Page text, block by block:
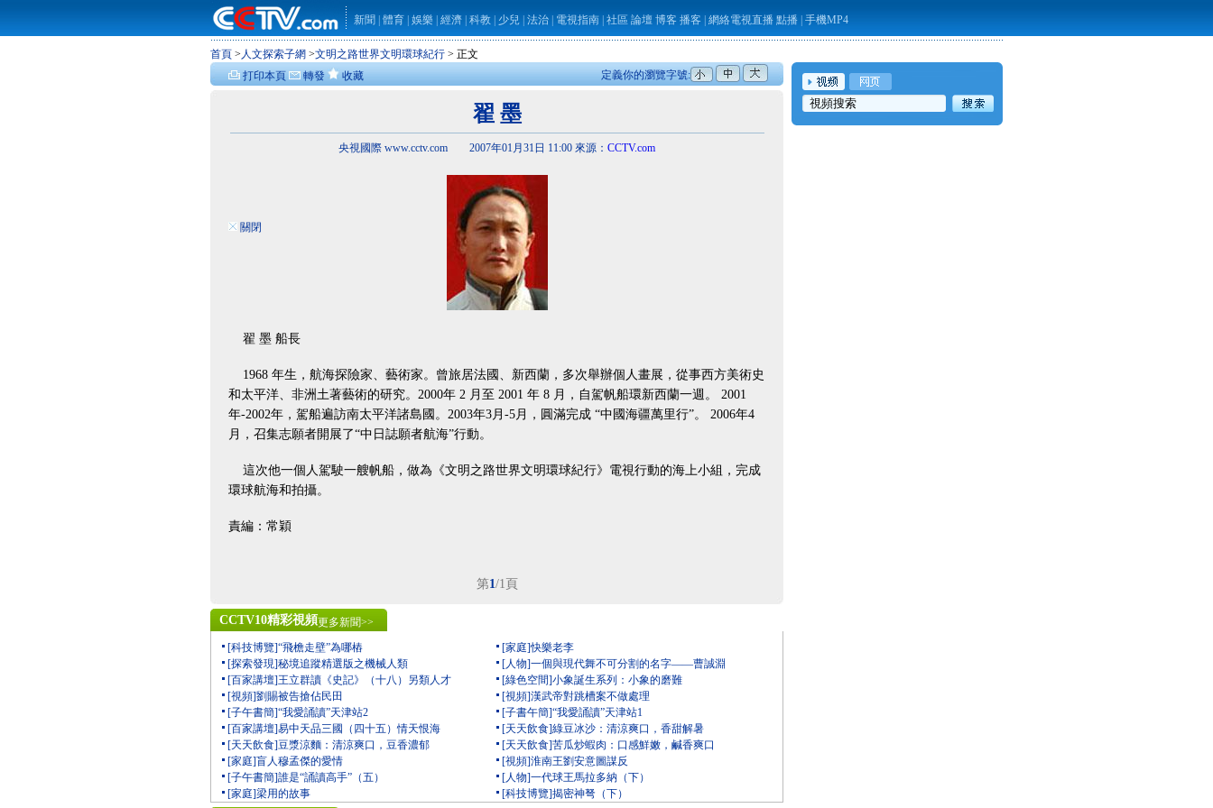
新聞 體育 娛樂 經濟 科教 少兒 法治 電視指南 社區 論壇 博客 播客 網絡電視直播 點播 手機MP4
首頁 > 人文探索子網 >文明之路世界文明環球紀行 > 正文
打印本頁
轉發 收藏
關閉
定義你的瀏覽字號:
翟 墨
央視國際 www.cctv.com 2007年01月31日 11:00 來源： CCTV.com
翟 墨 船長
1968 年生，航海探險家、藝術家。曾旅居法國、新西蘭，多次舉辦個人畫展，從事西方美術史
和太平洋、非洲土著藝術的研究。2000年 2 月至 2001 年 8 月，自駕帆船環新西蘭一週。 2001
年-2002年，駕船遍訪南太平洋諸島國。2003年3月-5月，圓滿完成 “中國海疆萬里行”。 2006年4
月，召集志願者開展了“中日誌願者航海”行動。
這次他一個人駕駛一艘帆船，做為《文明之路世界文明環球紀行》電視行動的海上小組，完成
環球航海和拍攝。
責編：常穎
第1/1頁
CCTV10精彩視頻更多新聞>>
[科技博覽]“飛檐走壁”為哪樁
[家庭]快樂老李
[探索發現]秘境追蹤精選版之機械人類
[人物]一個與現代舞不可分割的名字——曹誠淵
[百家講壇]王立群讀《史記》（十八）另類人才
[綠色空間]小象誕生系列：小象的磨難
[視頻]劉賜被告搶佔民田
[視頻]漢武帝對跳槽案不做處理
[子午書簡]“我愛誦讀”天津站2
[子書午簡]“我愛誦讀”天津站1
[百家講壇]易中天品三國（四十五）情天恨海
[天天飲食]綠豆冰沙：清涼爽口，香甜解暑
[天天飲食]豆漿涼麵：清涼爽口，豆香濃郁
[天天飲食]苦瓜炒蝦肉：口感鮮嫩，鹹香爽口
[家庭]盲人穆孟傑的愛情
[視頻]淮南王劉安意圖謀反
[子午書簡]誰是“誦讀高手”（五）
[人物]一代球王馬拉多納（下）
[家庭]梁用的故事
[科技博覽]揭密神弩（下）